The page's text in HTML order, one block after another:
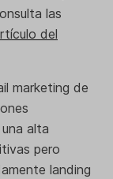
las
del
marketing de
alta
pero
landing